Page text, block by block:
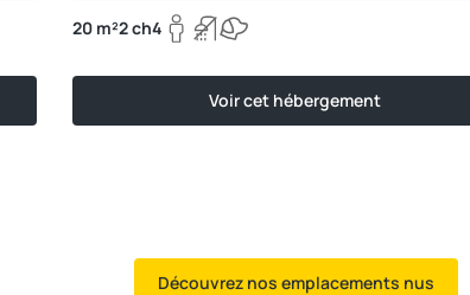
20 m²2 ch4
Voir cet hébergement
Découvrez nos emplacements nus